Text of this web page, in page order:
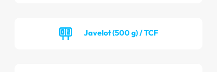
Javelot (500 g) / TCF